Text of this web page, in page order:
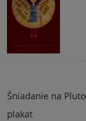
Śniadanie na
plakat